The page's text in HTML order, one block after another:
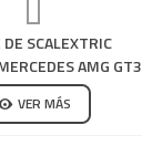
DE SCALEXTRIC
AMG GT3
GREEN
VER MÁS